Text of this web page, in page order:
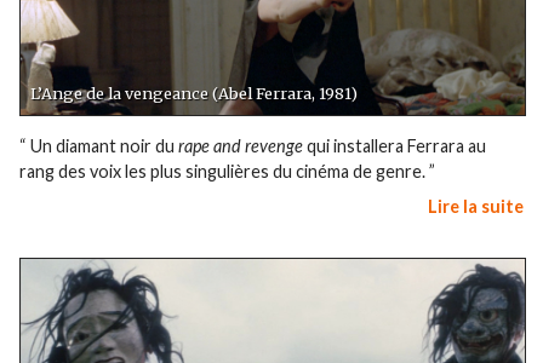
L’Ange de la vengeance (Abel Ferrara, 1981)
“ Un diamant noir du rape and revengequi installera Ferrara au
rang des voix les plus singulières du cinéma de genre. ”
Lire la suite